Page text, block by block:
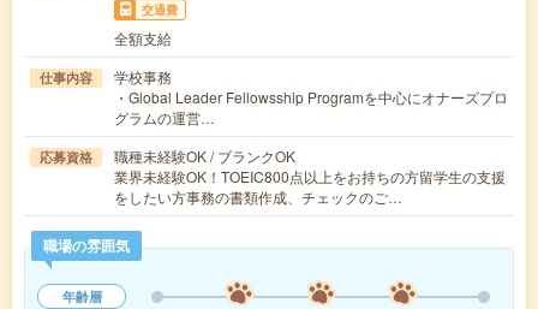
交通費
全額支給
仕事内容
学校事務
・Global Leader Fellowsship Programを中心にオナーズプロ
グラムの運営…
応募資格
職種未経験OK / ブランクOK
業界未経験OK！TOEIC800点以上をお持ちの方留学生の支援
をしたい方事務の書類作成、チェックのご…
職場の雰囲気
年齢層